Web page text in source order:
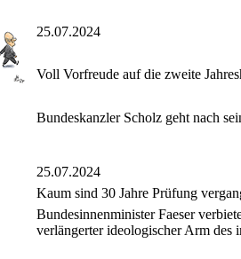
25.07.2024
Voll Vorfreude auf die zweite
Bundeskanzler Scholz geht nach
25.07.2024
Kaum sind 30 Jahre Prüfung
Bundesinnenminister Faeser
verlängerter ideologischer Arm des